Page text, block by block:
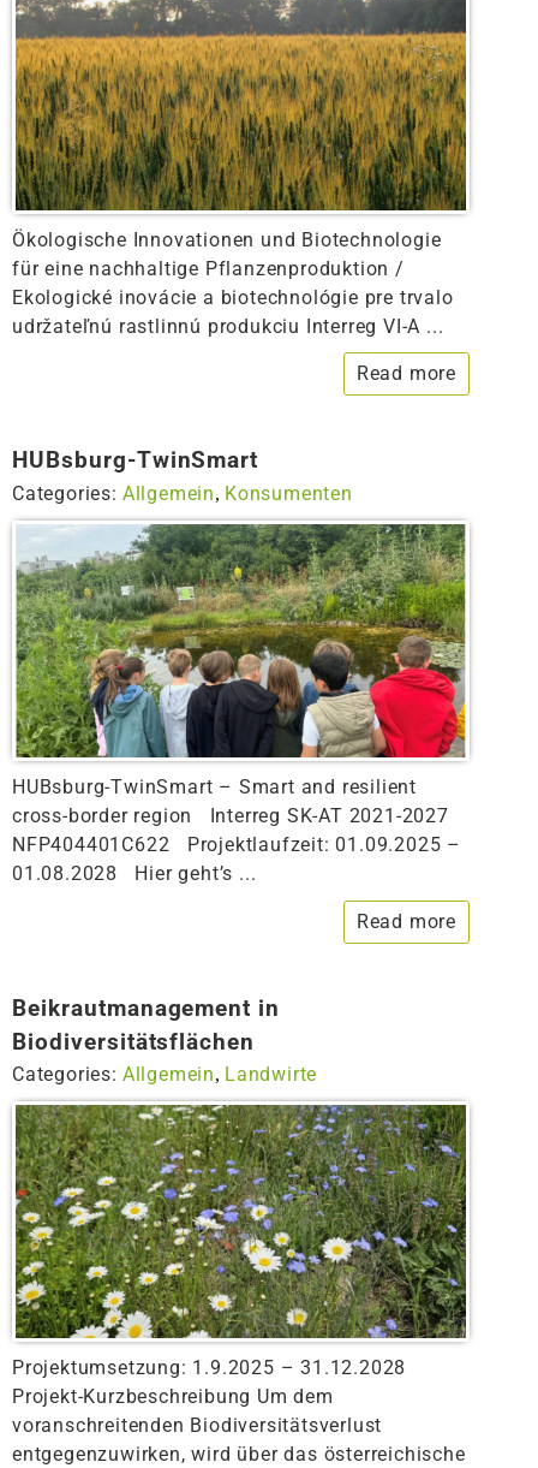
Ökologische Innovationen und Biotechnologie
für eine nachhaltige Pflanzenproduktion /
Ekologické inovácie a biotechnológie pre trvalo
udržateľnú rastlinnú produkciu Interreg VI-A ...
Read more
HUBsburg-TwinSmart
Categories: Allgemein, Konsumenten
HUBsburg-TwinSmart – Smart and resilient
cross-border region Interreg SK-AT 2021-2027
NFP404401C622 Projektlaufzeit: 01.09.2025 –
01.08.2028 Hier geht’s ...
Read more
Beikrautmanagement in
Biodiversitätsflächen
Categories: Allgemein, Landwirte
Projektumsetzung: 1.9.2025 – 31.12.2028
Projekt-Kurzbeschreibung Um dem
voranschreitenden Biodiversitätsverlust
entgegenzuwirken, wird über das österreichische